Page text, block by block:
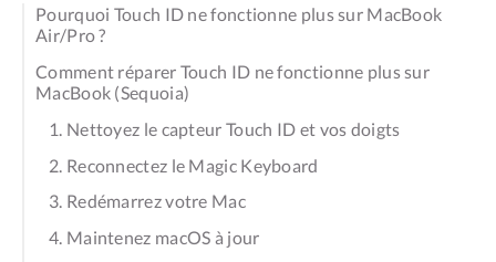
Pourquoi Touch ID ne fonctionne plus sur MacBook
Air/Pro ?
Comment réparer Touch ID ne fonctionne plus sur
MacBook (Sequoia)
1. Nettoyez le capteur Touch ID et vos doigts
2. Reconnectez le Magic Keyboard
3. Redémarrez votre Mac
4. Maintenez macOS à jour